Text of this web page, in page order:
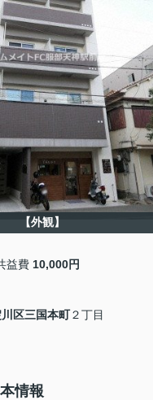
【外観】
益費 10,000円
区三国本町２丁目
情報